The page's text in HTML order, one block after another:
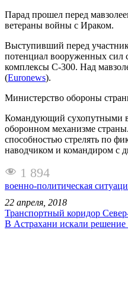
Парад прошел перед
ветераны войны с Ираком.
Выступивший перед
потенциал вооруженных сил
комплексы С-300. Над
(Euronews).
Министерство обороны
Командующий сухопутными
оборонном механизме
способностью стрелять по
наводчиком и командиром с
1 894
военно-политическая
22 апреля, 2018
Транспортный коридор
В Астрахани искали